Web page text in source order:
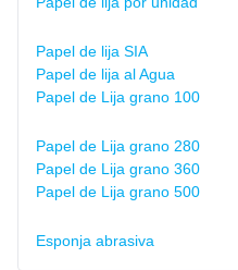
Papel de lija SIA
Papel de lija al Agua
Papel de Lija grano 100
Papel de Lija grano 280
Papel de Lija grano 360
Papel de Lija grano 500
Esponja abrasiva